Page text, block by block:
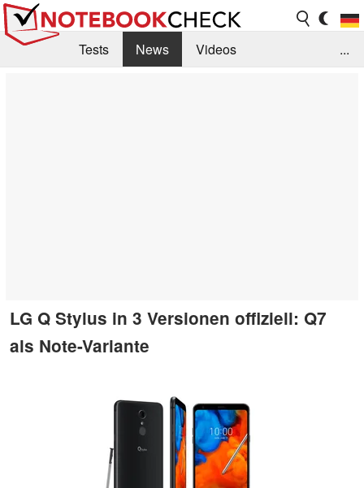
Tests News
Videos
...
LG Q Stylus in 3 Versionen offiziell: Q7
als Note-Variante